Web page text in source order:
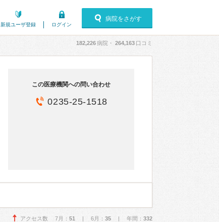
新規ユーザ登録 ログイン
病院をさがす
182,226病院・ 264,163 口コミ
この医療機関への問い合わせ
0235-25-1518
アクセス数 7月： 51 | 6月： 35 | 年間： 332